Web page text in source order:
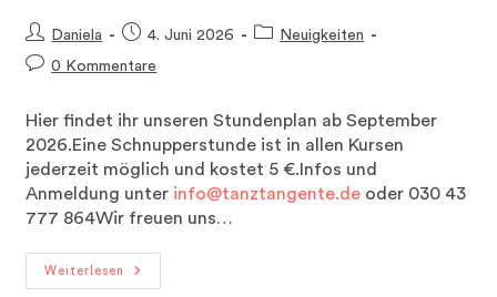
Beitrags-
Autor:
Daniela
Beitrag4. Juni 2026
Beitrags-
Neuigkeiten
Beitrags-
0 Kommentare
Hier findet ihr unseren Stundenplan ab September
2026.Eine Schnupperstunde ist in allen Kursen
jederzeit möglich und kostet 5 €.Infos und
Anmeldung unter info@tanztangente.de oder 030 43
777 864Wir freuen uns…
Weiterlesen
STUNDENPLAN
TANZTANGENTE